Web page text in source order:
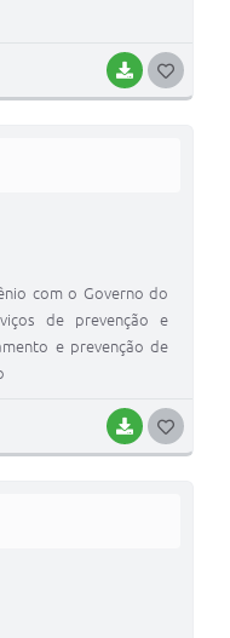
BAIXAR
BAIXAR
com o Governo do
de prevenção e
e prevenção de